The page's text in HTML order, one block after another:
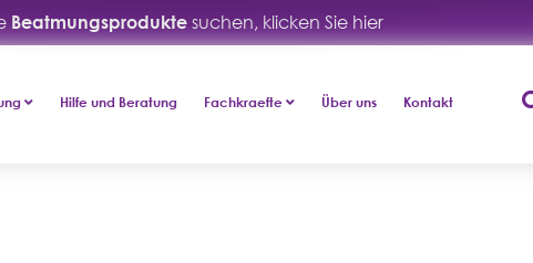
Beatmungsprodukte suchen, klicken Sie hier
Hilfe und Beratung Fachkraefte Über uns Kontakt